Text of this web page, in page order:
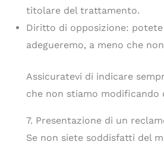
titolare del trattamento.
Diritto di opposizione:
adegueremo, a meno che
Assicuratevi di indicare
che non stiamo modificando
7. Presentazione di un
Se non siete soddisfatti del